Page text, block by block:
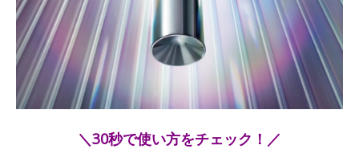
＼30秒で使い方をチェック！／